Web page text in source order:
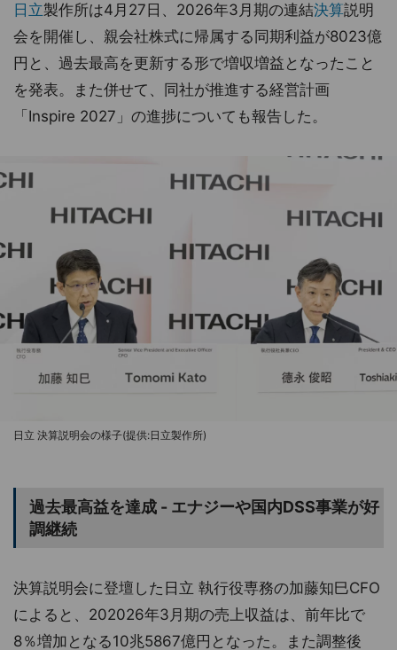
日立製作所は4月27日、2026年3月期の連結決算説明
会を開催し、親会社株式に帰属する同期利益が8023億
円と、過去最高を更新する形で増収増益となったこと
を発表。また併せて、同社が推進する経営計画
「Inspire 2027」の進捗についても報告した。
日立 決算説明会の様子(提供:日立製作所)
過去最高益を達成 - エナジーや国内DSS事業が好
調継続
決算説明会に登壇した日立 執行役専務の加藤知巳CFO
によると、202026年3月期の売上収益は、前年比で
8％増加となる10兆5867億円となった。また調整後